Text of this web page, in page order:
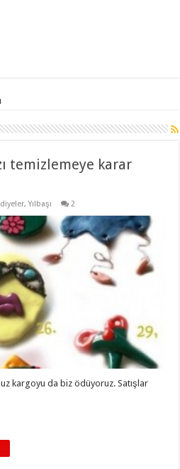
temizlemeye karar
,Yılbaşı 2
kargoyu da biz ödüyoruz. Satışlar